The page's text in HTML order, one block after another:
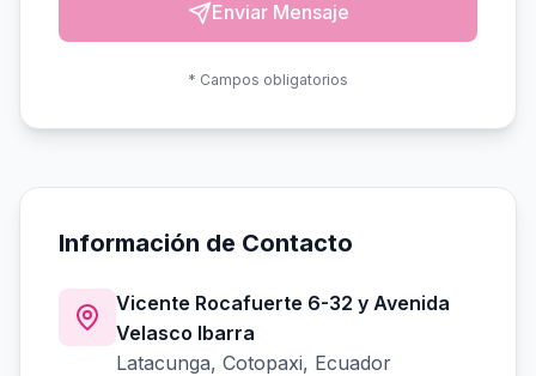
Enviar Mensaje
* Campos obligatorios
Información de Contacto
Vicente Rocafuerte 6-32 y Avenida
Velasco Ibarra
Latacunga, Cotopaxi, Ecuador